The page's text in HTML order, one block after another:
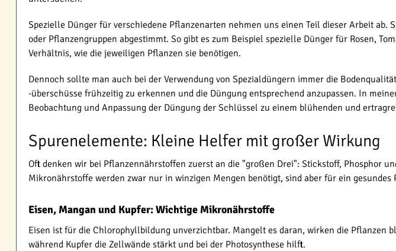
Spezielle Dünger für verschiedene Pflanzenarten nehmen uns einen Teil dieser Arbeit
oder Pflanzengruppen abgestimmt. So gibt es zum Beispiel spezielle Dünger für Rosen,
Verhältnis, wie die jeweiligen Pflanzen sie benötigen.
Dennoch sollte man auch bei der Verwendung von Spezialdüngern immer die
-überschüsse frühzeitig zu erkennen und die Düngung entsprechend anzupassen. In
Beobachtung und Anpassung der Düngung der Schlüssel zu einem blühenden und
Spurenelemente: Kleine Helfer mit großer Wirkung
Oft denken wir bei Pflanzennährstoffen zuerst an die "großen Drei": Stickstoff, Phosphor
Mikronährstoffe werden zwar nur in winzigen Mengen benötigt, sind aber für ein
Eisen, Mangan und Kupfer: Wichtige Mikronährstoffe
Eisen ist für die Chlorophyllbildung unverzichtbar. Mangelt es daran, wirken die
während Kupfer die Zellwände stärkt und bei der Photosynthese hilft.